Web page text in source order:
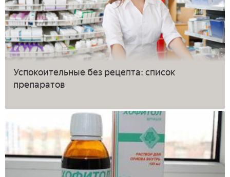
Успокоительные без рецепта: список
препаратов